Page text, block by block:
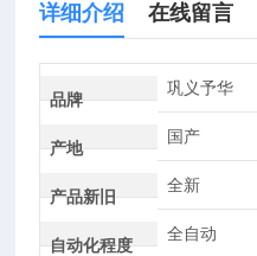
详细介绍 在线留言
品牌
巩义予华
产地
国产
产品新旧
全新
自动化程度
全自动